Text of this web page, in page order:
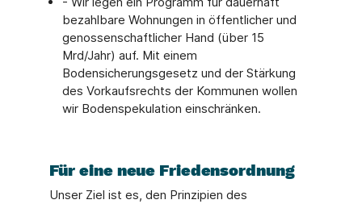
bezahlbare Wohnungen in öffentlicher und
genossenschaftlicher Hand (über 15
Mrd/Jahr) auf. Mit einem
Bodensicherungsgesetz und der Stärkung
des Vorkaufsrechts der Kommunen wollen
wir Bodenspekulation einschränken.
Für eine neue Friedensordnung
Unser Ziel ist es, den Prinzipien des